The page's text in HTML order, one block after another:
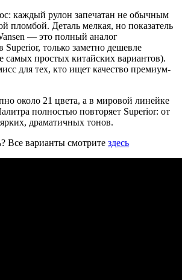
каждый рулон запечатан не обычным
пломбой. Деталь мелкая, но показатель
— это полный аналог
только заметно дешевле
самых простых китайских вариантов).
для тех, кто ищет качество премиум-
около 21 цвета, а в мировой линейке
полностью повторяет Superior: от
драматичных тонов.
Все варианты смотрите здесь